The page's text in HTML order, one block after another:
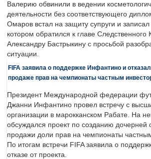
Валерию обвинили в ведении
деятельности без соответствующего
Омаров встал на защиту супруги и
котором обратился к главе Следственного
Александру Бастрыкину с просьбой
ситуации.
FIFA заявила о поддержке Инфантино и
продаже прав на чемпионаты частным
Президент Международной федерации
Джанни Инфантино провел встречу с
организации в марокканском Рабате. На
обсуждался проект по созданию дочерней
продажи доли прав на чемпионаты
По итогам встречи FIFA заявила о
отказе от проекта.